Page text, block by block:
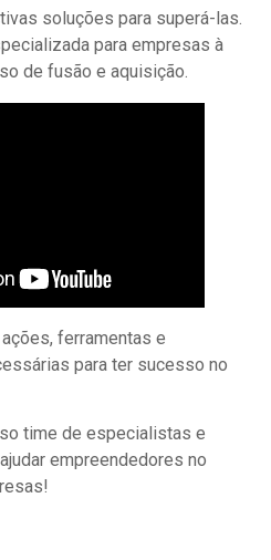
soluções para superá-las.
para empresas à
de fusão e aquisição.
ferramentas e
para ter sucesso no
time de especialistas e
empreendedores no